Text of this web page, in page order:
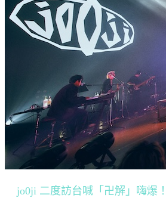
jo0ji 二度訪台喊「卍解」嗨爆